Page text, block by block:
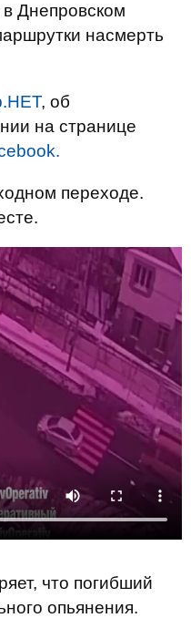
Днепровском
насмерть
, об
на странице
переходе.
, что погибший
опьянения.